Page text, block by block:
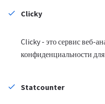
Clicky
Clicky - это сервис веб-
конфиденциальности
Statcounter